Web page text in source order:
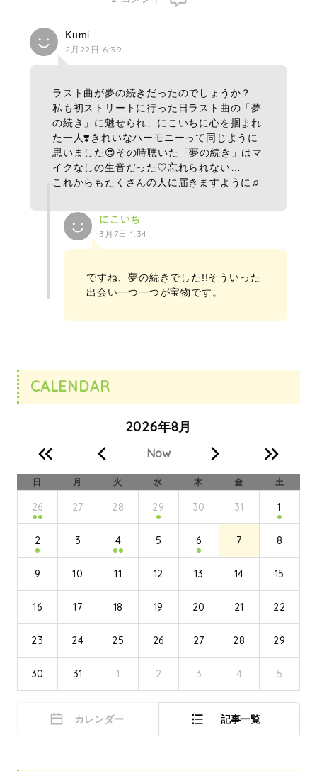
CALENDAR
2026年8月
Now
日 月 火 水 木 金 土
26 27 28 29 30 31 1
2 3 4 5 6 7 8
9 10 11 12 13 14 15
16 17 18 19 20 21 22
23 24 25 26 27 28 29
30 31 1 2 3 4 5
カレンダー 記事一覧
Kumi
2月22日 6:39
ラスト曲が夢の続きだったのでしょうか？
私も初ストリートに行った日ラスト曲の「夢
の続き」に魅せられ、にこいちに心を掴まれ
た一人❣️きれいなハーモニーって同じように
思いました😍その時聴いた「夢の続き」はマ
イクなしの生音だった♡忘れられない…
これからもたくさんの人に届きますように♫
にこいち
3月7日 1:34
ですね、夢の続きでした!!そういった
出会い一つ一つが宝物です。